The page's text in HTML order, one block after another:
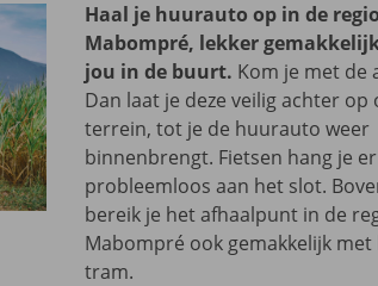
Haal je huurauto op in de
Mabompré, lekker
jou in de buurt. Kom je met de
Dan laat je deze veilig achter op
terrein, tot je de huurauto weer
binnenbrengt. Fietsen hang je
probleemloos aan het slot.
bereik je het afhaalpunt in de
Mabompré ook gemakkelijk met
tram.